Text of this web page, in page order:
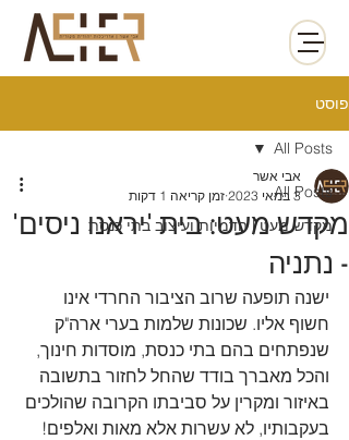
פוסט
All Posts
מקדש מעט | הדמיות ועיצוב בתי כנסת
All Posts
מקדש מעט: בית 'יראנו ניסים'
- נתניה
אבי אשר
3 במאי 2023
זמן קריאה 1 דקות
ישנה תופעה שרוב הציבור החרדי אינו
חשוף אליו. שכונות שלמות בערי ארה"ק
שנפתחים בהם בתי כנסת, מוסדות חינוך,
והכל מאברך בודד שהחל לחזור בתשובה
באיזור ומקרין על סביבתו הקרובה שהולכים
בעקבותיו, לא עשרות אלא מאות ואלפים!